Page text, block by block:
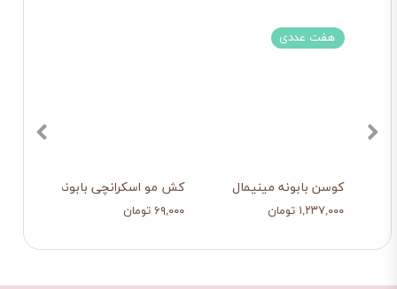
کش مو اسکرانچی بابونه کوچیک
۶۹,۰۰۰ تومان
کوسن بابونه مینیمال
۱,۲۳۷,۰۰۰ تومان
هفت عددی